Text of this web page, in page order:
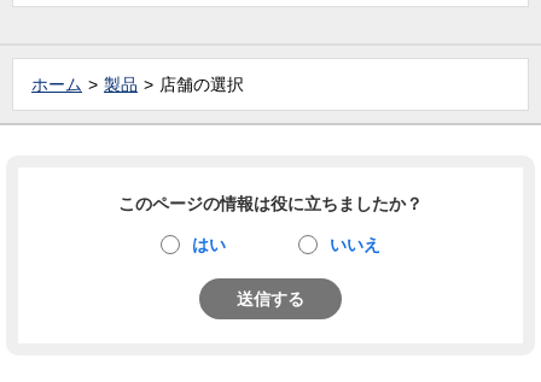
ホーム 製品 店舗の選択
このページの情報は役に立ちましたか？
はい いいえ
送信する